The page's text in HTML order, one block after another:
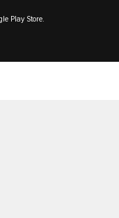
Play Store.